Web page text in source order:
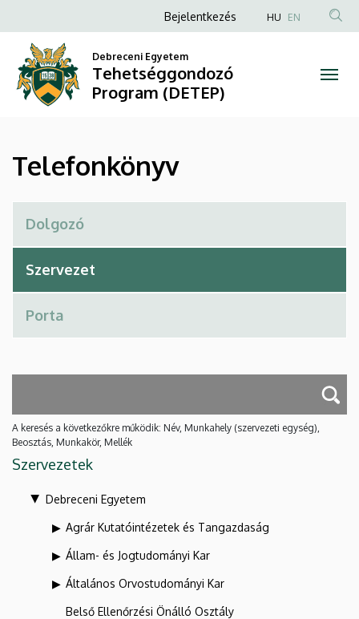
Telefonkönyv
Tehetséggondozó
Program
(DETEP)
a
tartalomra
Anonim
fiók
menüje
Bejelentkezés HU EN
Debreceni Egyetem
Tehetséggondozó
Program (DETEP)
Telefonkönyv
A keresés a következőkre működik: Név, Munkahely (szervezeti egység),
Beosztás, Munkakör, Mellék
Szervezetek
Debreceni Egyetem
Agrár Kutatóintézetek és Tangazdaság
Állam- és Jogtudományi Kar
Általános Orvostudományi Kar
Belső Ellenőrzési Önálló Osztály